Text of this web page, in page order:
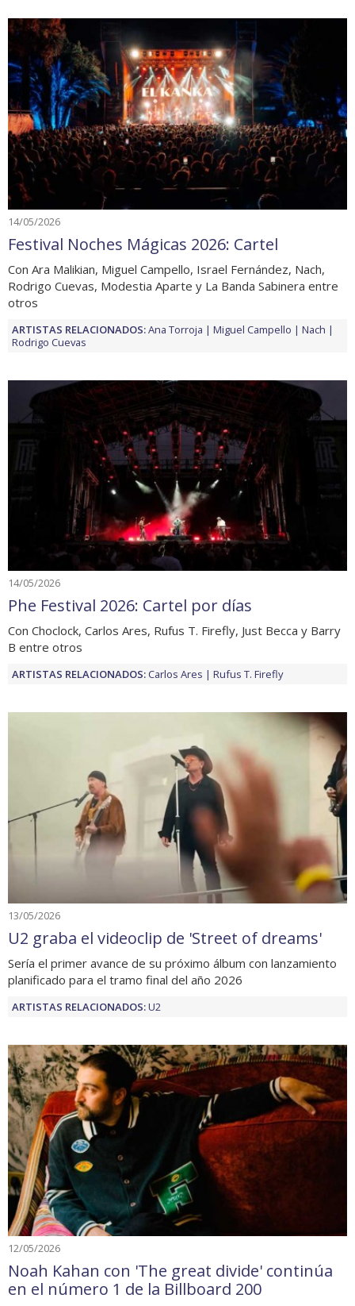
14/05/2026
Festival Noches Mágicas 2026: Cartel
Con Ara Malikian, Miguel Campello, Israel Fernández, Nach,
Rodrigo Cuevas, Modestia Aparte y La Banda Sabinera entre
otros
ARTISTAS RELACIONADOS:Ana Torroja Miguel Campello
Nach
Rodrigo Cuevas
14/05/2026
Phe Festival 2026: Cartel por días
Con Choclock, Carlos Ares, Rufus T. Firefly, Just Becca y Barry
B entre otros
ARTISTAS RELACIONADOS:Carlos Ares Rufus T. Firefly
13/05/2026
U2 graba el videoclip de 'Street of dreams'
Sería el primer avance de su próximo álbum con lanzamiento
planificado para el tramo final del año 2026
ARTISTAS RELACIONADOS:U2
12/05/2026
Noah Kahan con 'The great divide' continúa
en el número 1 de la Billboard 200